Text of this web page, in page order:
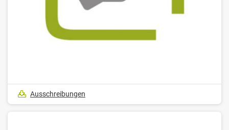
Ausschreibungen